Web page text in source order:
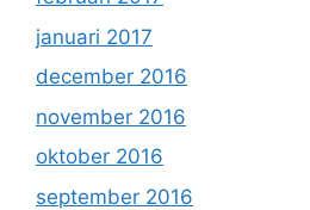
januari 2017
december 2016
november 2016
oktober 2016
september 2016